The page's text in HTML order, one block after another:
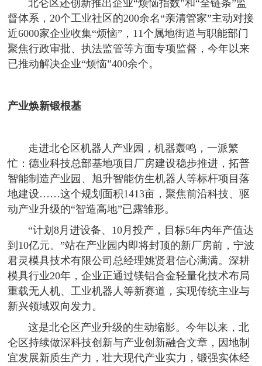
北仑区还创新推出企业“烦恼指数”和“全链条”监
督体系，20个工业社区的200余名“亲清管家”主动对接
近6000家企业收集“烦恼”，11个属地街道与职能部门
聚焦行政审批、执法监管等方面专项监督，今年以来
已推动解决企业“烦恼”400余个。
产业焕新锻根基
走进北仑区机器人产业园，机器轰鸣，一派繁
忙：德业科技总部基地项目厂房建设稳步推进，拓普
智能制造产业园、旭升智能仿生机器人等标杆项目落
地建设……这个规划面积1413亩，聚焦前沿科技、驱
动产业升级的“智造高地”已露雏形。
“计划8月进设备、10月投产，目标5年内年产值达
到10亿元。”站在产业园内即将封顶的新厂房前，宁波
君灵模具技术有限公司总经理姚贤君信心满满。深耕
模具行业20年，企业正通过镁铝合金轻量化技术布局
重载无人机、工业机器人等新赛道，实现传统主业与
新兴领域双向发力。
这是北仑区产业升级的生动缩影。今年以来，北
仑区持续做深科技创新与产业创新融合文章，因地制
宜发展新质生产力，壮大现代产业实力，锻强实体经